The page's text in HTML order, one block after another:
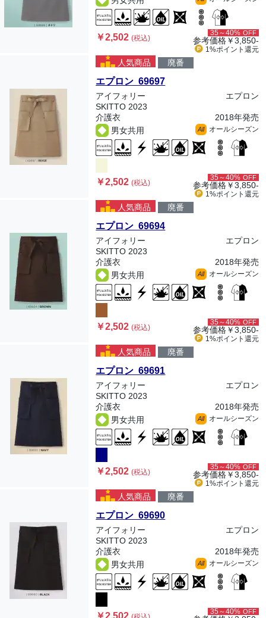
￥2,502(税込)
35～40% OFF
参考価格￥3,850-
1%ポイント 還元
人気商品 廃番
エプロン 69697
アイフォリー
エプロン
SKITTO 2023
介護衣
2018年発売
男女共用
All オールシーズン
￥2,502(税込)
35～40% OFF
参考価格￥3,850-
1%ポイント 還元
人気商品 廃番
エプロン 69694
アイフォリー
エプロン
SKITTO 2023
介護衣
2018年発売
男女共用
All オールシーズン
￥2,502(税込)
35～40% OFF
参考価格￥3,850-
1%ポイント 還元
人気商品 廃番
エプロン 69691
アイフォリー
エプロン
SKITTO 2023
介護衣
2018年発売
男女共用
All オールシーズン
￥2,502(税込)
35～40% OFF
参考価格￥3,850-
1%ポイント 還元
人気商品 廃番
エプロン 69690
アイフォリー
エプロン
SKITTO 2023
介護衣
2018年発売
男女共用
All オールシーズン
35～40% OFF